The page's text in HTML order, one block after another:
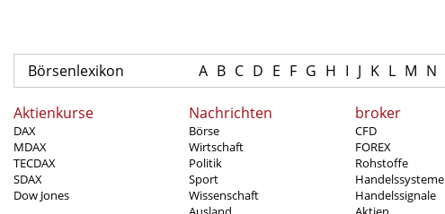
Börsenlexikon A B C D E F G H I J K L M N
Aktienkurse
DAX
MDAX
TECDAX
SDAX
Dow Jones
Nachrichten
Börse
Wirtschaft
Politik
Sport
Wissenschaft
broker
CFD
FOREX
Rohstoffe
Handelssysteme
Handelssignale